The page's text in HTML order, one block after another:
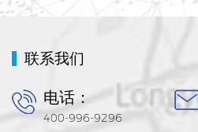
联系我们
电话：
400-996-9296